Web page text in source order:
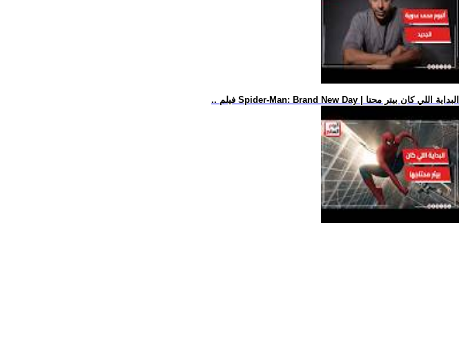
.. فيلم Spider-Man: Brand New Day | البداية اللي كان بيتر محتا